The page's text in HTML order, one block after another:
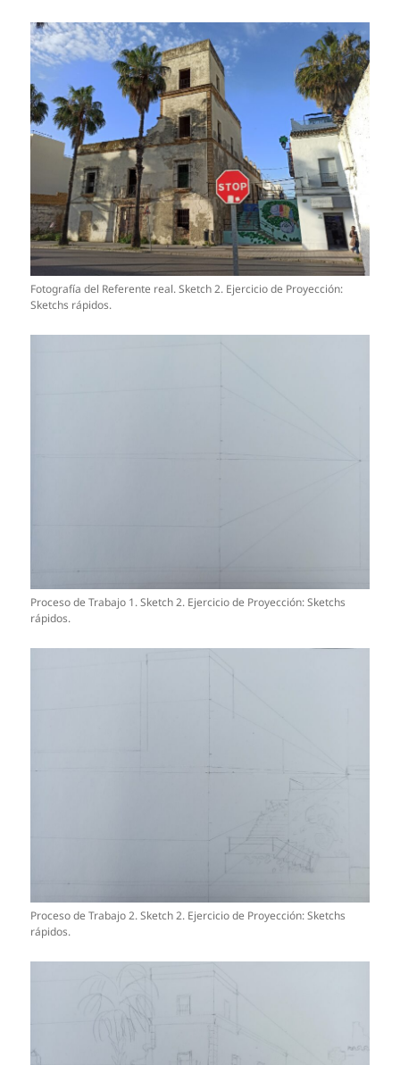
Fotografía del Referente real. Sketch 2. Ejercicio de Proyección:
Sketchs rápidos.
Proceso de Trabajo 1. Sketch 2. Ejercicio de Proyección: Sketchs
rápidos.
Proceso de Trabajo 2. Sketch 2. Ejercicio de Proyección: Sketchs
rápidos.